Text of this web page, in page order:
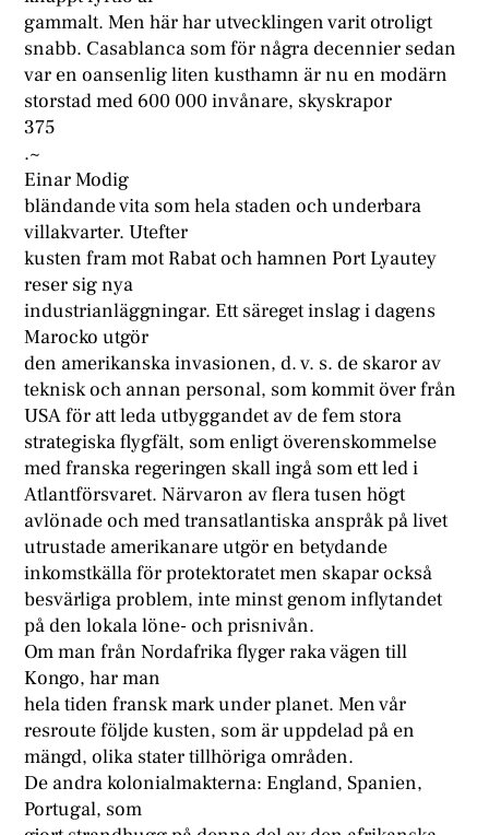
gammalt. Men här har utvecklingen varit otroligt
snabb. Casablanca som för några decennier sedan
var en oansenlig liten kusthamn är nu en modärn
storstad med 600 000 invånare, skyskrapor
375
.~
Einar Modig
bländande vita som hela staden och underbara
villakvarter. Utefter
kusten fram mot Rabat och hamnen Port Lyautey
reser sig nya
industrianläggningar. Ett säreget inslag i dagens
Marocko utgör
den amerikanska invasionen, d. v. s. de skaror av
teknisk och annan personal, som kommit över från
USA för att leda utbyggandet av de fem stora
strategiska flygfält, som enligt överenskommelse
med franska regeringen skall ingå som ett led i
Atlantförsvaret. Närvaron av flera tusen högt
avlönade och med transatlantiska anspråk på livet
utrustade amerikanare utgör en betydande
inkomstkälla för protektoratet men skapar också
besvärliga problem, inte minst genom inflytandet
på den lokala löne- och prisnivån.
Om man från Nordafrika flyger raka vägen till
Kongo, har man
hela tiden fransk mark under planet. Men vår
resroute följde kusten, som är uppdelad på en
mängd, olika stater tillhöriga områden.
De andra kolonialmakterna: England, Spanien,
Portugal, som